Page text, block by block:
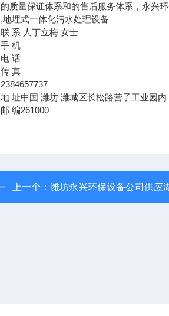
的质量保证体系和的售后服务体系，永兴
,地埋式一体化污水处理设备
联 系 人丁立梅 女士
手 机
电 话
传 真
2384657737
地 址中国 潍坊 潍城区长松路营子工业园内
邮 编261000
上一个： 潍坊永兴环保设备公司供应湖南长沙